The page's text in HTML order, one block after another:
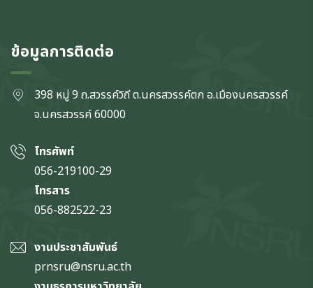
ข้อมูลการติดต่อ
398 หมู่ 9 ถ.สวรรค์วิถี ต.นครสวรรค์ตก อ.เมืองนครสวรรค์
จ.นครสวรรค์60000
โทรศัพท์
056-219100-29
โทรสาร
056-882522-23
งานประชาสัมพันธ์
prnsru@nsru.ac.th